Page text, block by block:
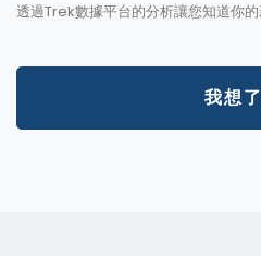
透過Trek數據平台的分析讓您知道你
我想